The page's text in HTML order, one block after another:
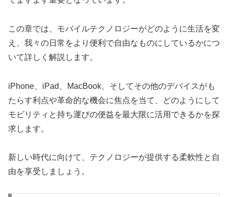
この章では、モバイルテクノロジーがどのように生活を変
え、我々の日常をより便利で自由なものにしているかにつ
いて詳しく解説します。
iPhone、iPad、MacBook、そしてその他のデバイスがも
たらす利点や革命的な機会に焦点を当て、どのようにして
モビリティと持ち運びの便益を最大限に活用できるかを探
求します。
新しい時代に向けて、テクノロジーが提供する柔軟性と自
由を享受しましょう。